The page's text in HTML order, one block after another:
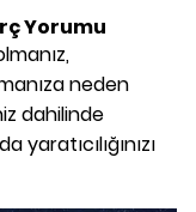
Yorumu
neden
dahilinde